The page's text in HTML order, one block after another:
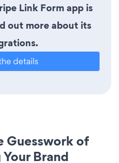
Link Form app is
out more about its
details
Guesswork of
Brand